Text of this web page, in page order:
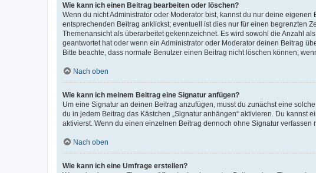
Wie kann ich einen Beitrag bearbeiten oder löschen?
Wenn du nicht Administrator oder Moderator bist, kannst du nur deine
entsprechenden Beitrag anklickst; eventuell ist dies nur für einen begrenzten
Themenansicht als überarbeitet gekennzeichnet. Es wird sowohl die Anzahl
geantwortet hat oder wenn ein Administrator oder Moderator deinen Beitrag
Bitte beachte, dass normale Benutzer einen Beitrag nicht löschen können,
Nach oben
Wie kann ich meinem Beitrag eine Signatur anfügen?
Um eine Signatur an deinen Beitrag anzufügen, musst du zunächst eine
du in jedem Beitrag das Kästchen „Signatur anhängen“ aktivieren. Du
aktivierst. Wenn du einen einzelnen Beitrag dennoch ohne Signatur
Nach oben
Wie kann ich eine Umfrage erstellen?